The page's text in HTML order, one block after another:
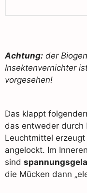
Achtung: der
Insektenvernichter
vorgesehen!
Das klappt
das entweder durch
Leuchtmittel
angelockt. Im
sind
die Mücken dann